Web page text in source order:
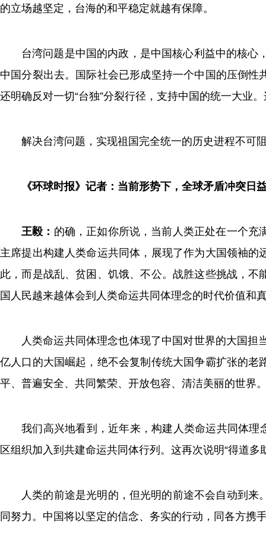
的立场越坚定，台海的和平稳定就越有保障。
台湾问题是中国的内政，是中国核心利益中的核
中国分裂出去。国际社会已形成坚持一个中国的压倒
还明确反对一切“台独”分裂行径，支持中国的统一大业
解决台湾问题，实现祖国完全统一的历史进程不可
《环球时报》记者：当前形势下，全球矛盾冲突
王毅： 的确，正如你所说，当前人类正处在一个
主席提出构建人类命运共同体，展现了作为大国领袖
此，而是战乱、贫困、饥饿、不公。战胜这些挑战，
国人民越来越体会到人类命运共同体理念的时代价值和
人类命运共同体理念也体现了中国对世界的大国
亿人口的大国崛起，绝不会复制传统大国争霸扩张的
平、普遍安全、共同繁荣、开放包容、清洁美丽的世界
我们高兴地看到，近年来，构建人类命运共同体
区组织加入到共建命运共同体行列。这再次说明“得道
人类的前途是光明的，但光明的前途不会自动到
同努力。中国将以坚定的信念、务实的行动，同各方携